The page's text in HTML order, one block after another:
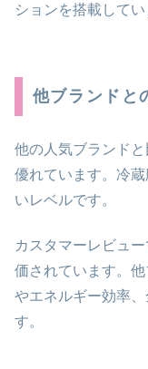
ションを搭載してい
他ブランドと
他の人気ブランド
優れています。冷
いレベルです。
カスタマーレビュ
価されています。
やエネルギー効率
す。